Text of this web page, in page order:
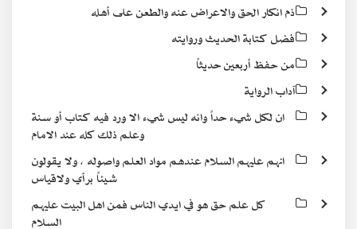
ذم انكار الحق والاعراض عنه والطعن على أهله
فضل كتابة الحديث وروايته
من حفظ أربعين حديثاً
آداب الرواية
ان لكل شيء حداً وانه ليس شيء الا ورد فيه كتاب أو سنة
وعلم ذلك كله عند الامام
انهم عليهم السلام عندهم مواد العلم واصوله ، ولا يقولون
شيئاً برأي ولاقياس
كل علم حق هو في ايدي الناس فمن اهل البيت عليهم
السلام